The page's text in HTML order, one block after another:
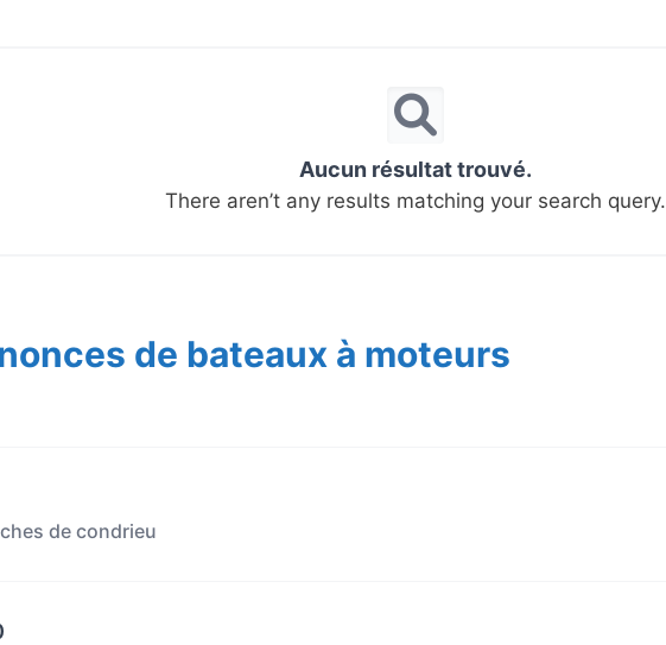
Aucun résultat trouvé.
There aren’t any results matching your search query.
de bateaux à moteurs
de condrieu